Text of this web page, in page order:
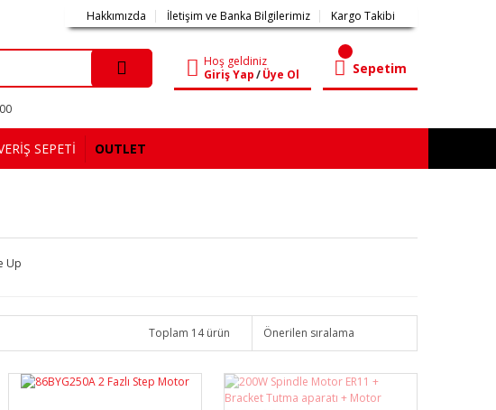
Hakkımızda İletişim ve Banka Bilgilerimiz Kargo Takibi
Hoş geldiniz
Giriş Yap/Üye Ol Sepetim
SEPETİ OUTLET
Up
Toplam 14 ürün